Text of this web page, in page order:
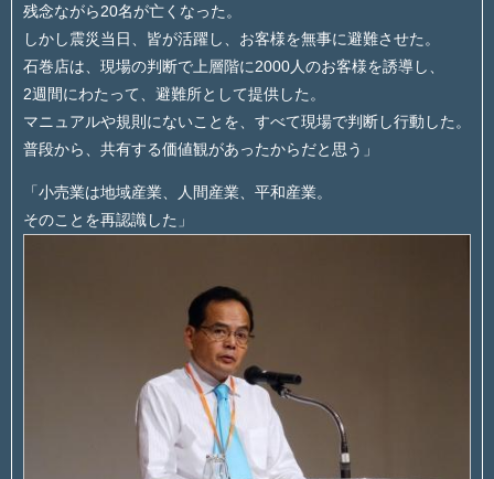
残念ながら20名が亡くなった。
しかし震災当日、皆が活躍し、お客様を無事に避難させた。
石巻店は、現場の判断で上層階に2000人のお客様を誘導し、
2週間にわたって、避難所として提供した。
マニュアルや規則にないことを、すべて現場で判断し行動した。
普段から、共有する価値観があったからだと思う」
「小売業は地域産業、人間産業、平和産業。
そのことを再認識した」